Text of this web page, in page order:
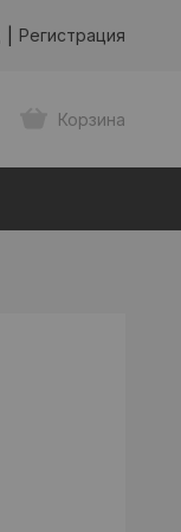
Регистрация
Корзина